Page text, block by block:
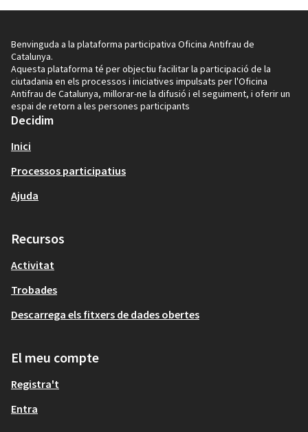
Benvinguda a la plataforma participativa Oficina Antifrau de
Catalunya.
Aquesta plataforma té per objectiu facilitar la participació de la
ciutadania en els processos i iniciatives impulsats per l'Oficina
Antifrau de Catalunya, millorar-ne la difusió i el seguiment, i oferir un
espai de retorn a les persones participants
Decidim
Inici
Processos participatius
Ajuda
Recursos
Activitat
Trobades
Descarrega els fitxers de dades obertes
El meu compte
Registra't
Entra